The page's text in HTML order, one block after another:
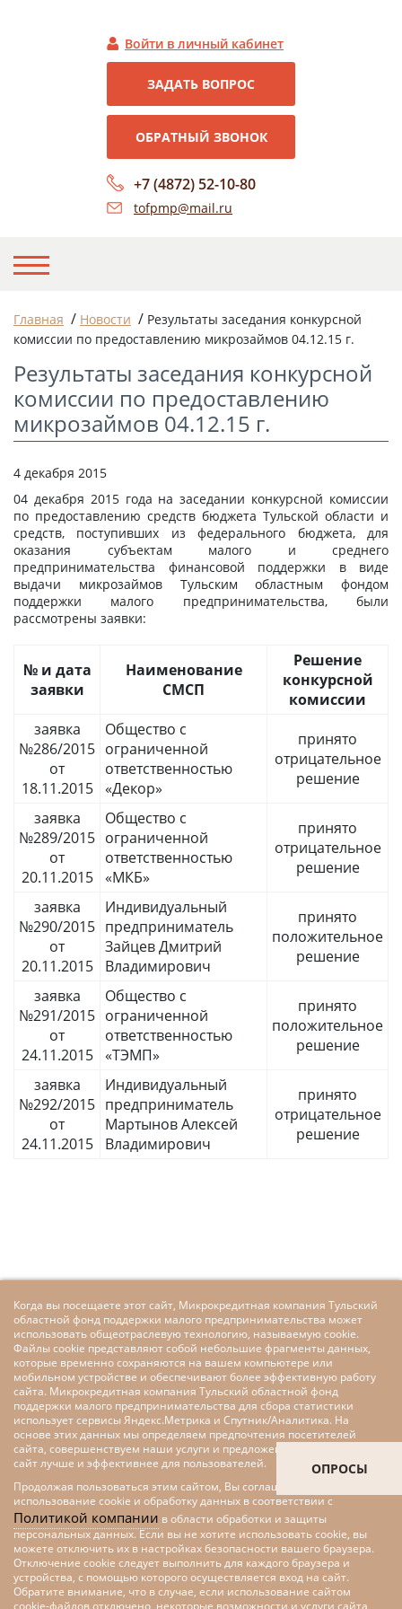
+7 (4872) 52-10-80
tofpmp@mail.ru
Войти в личный кабинет
ЗАДАТЬ ВОПРОС
ОБРАТНЫЙ ЗВОНОК
О НАС
НОВОСТИ
СТАТЬИ
КОНТАКТЫ
Главная / Новости / Результаты заседания конкурсной
комиссии по предоставлению микрозаймов 04.12.15 г.
Результаты заседания конкурсной
комиссии по предоставлению
микрозаймов 04.12.15 г.
4 декабря 2015
04 декабря 2015 года на заседании конкурсной комиссии
по предоставлению средств бюджета Тульской области и
средств, поступивших из федерального бюджета, для
оказания субъектам малого и среднего
предпринимательства финансовой поддержки в виде
выдачи микрозаймов Тульским областным фондом
поддержки малого предпринимательства, были
рассмотрены заявки:
№ и дата
заявки
Наименование
СМСП
Решение
конкурсной
комиссии
заявка
№286/2015
от
18.11.2015
Общество с
ограниченной
ответственностью
«Декор»
принято
отрицательное
решение
заявка
№289/2015
от
20.11.2015
Общество с
ограниченной
ответственностью
«МКБ»
принято
отрицательное
решение
заявка
№290/2015
от
20.11.2015
Индивидуальный
предприниматель
Зайцев Дмитрий
Владимирович
принято
положительное
решение
заявка
№291/2015
от
24.11.2015
Общество с
ограниченной
ответственностью
«ТЭМП»
принято
положительное
решение
заявка
№292/2015
от
24.11.2015
Индивидуальный
предприниматель
Мартынов Алексей
Владимирович
принято
отрицательное
решение
ОПРОСЫ
Когда вы посещаете этот сайт, Микрокредитная компания Тульский
областной фонд поддержки малого предпринимательства может
использовать общеотраслевую технологию, называемую cookie.
Файлы cookie представляют собой небольшие фрагменты данных,
которые временно сохраняются на вашем компьютере или
мобильном устройстве и обеспечивают более эффективную работу
сайта. Микрокредитная компания Тульский областной фонд
поддержки малого предпринимательства для сбора статистики
использует сервисы Яндекс.Метрика и Спутник/Аналитика. На
основе этих данных мы определяем предпочтения посетителей
сайта, совершенствуем наши услуги и предложения, делаем наш
сайт лучше и эффективнее для пользователей.
Продолжая пользоваться этим сайтом, Вы соглашаетесь на
использование cookie и обработку данных в соответствии с
Политикой компании в области обработки и защиты
персональных данных. Если вы не хотите использовать cookie, вы
можете отключить их в настройках безопасности вашего браузера.
Отключение cookie следует выполнить для каждого браузера и
устройства, с помощью которого осуществляется вход на сайт.
Обратите внимание, что в случае, если использование сайтом
cookie-файлов отключено, некоторые возможности и услуги сайта